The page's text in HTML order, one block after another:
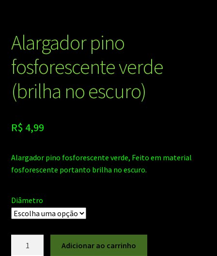
Alargador pino
fosforescente verde
(brilha no escuro)
R$ 4,99
Alargador pino fosforescente verde, Feito em material
fosforescente portanto brilha no escuro.
Diâmetro
Adicionar ao carrinho